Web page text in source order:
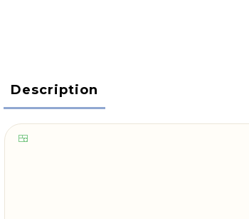
Description
🍱